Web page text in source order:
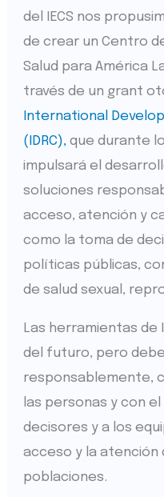
del IECS nos
de crear un Centro
Salud para América
través de un grant
International
(IDRC), que durante
impulsará el
soluciones
acceso, atención y
como la toma de
políticas públicas,
de salud sexual,
Las herramientas de
del futuro, pero
responsablemente,
las personas y con
decisores y a los
acceso y la atención
poblaciones.